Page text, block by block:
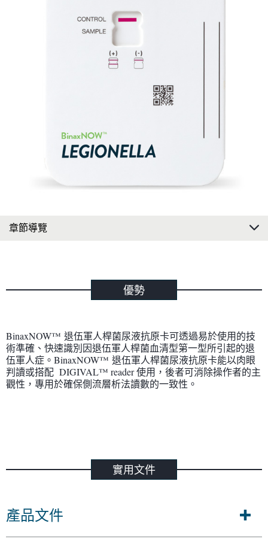
章節導覽
優勢
BinaxNOW™ 退伍軍人桿菌尿液抗原卡可透過易於使用的技
術準確、快速識別因退伍軍人桿菌血清型第一型所引起的退
伍軍人症。BinaxNOW™ 退伍軍人桿菌尿液抗原卡能以肉眼
判讀或搭配 DIGIVAL™ reader 使用，後者可消除操作者的主
觀性，專用於確保側流層析法讀數的一致性。
實用文件
產品文件